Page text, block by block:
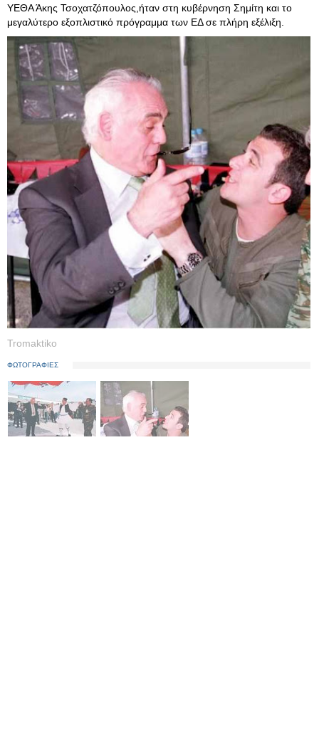
ΥΕΘΑ Άκης Τσοχατζόπουλος,ήταν στη κυβέρνηση Σημίτη και το
μεγαλύτερο εξοπλιστικό πρόγραμμα των ΕΔ σε πλήρη εξέλιξη.
Tromaktiko
ΦΩΤΟΓΡΑΦΙΕΣ